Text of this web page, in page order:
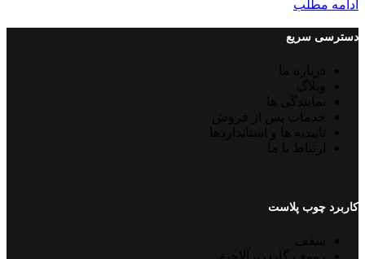
ادامه مطلب
دسترسی سریع
کاربرد چوب پلاست